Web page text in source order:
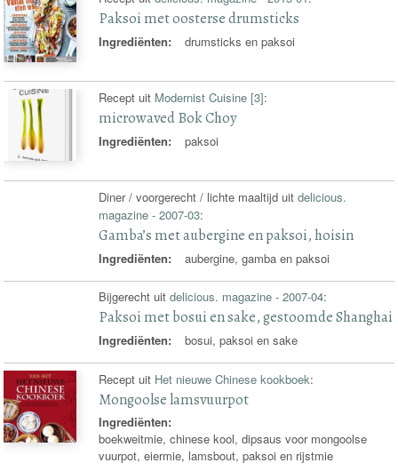
Paksoi met oosterse drumsticks
Ingrediënten: drumsticks en paksoi
Recept uit Modernist Cuisine [3]:
microwaved Bok Choy
Ingrediënten: paksoi
Diner / voorgerecht / lichte maaltijd uitdelicious.
magazine - 2007-03:
Gamba’s met aubergine en paksoi, hoisin
Ingrediënten: aubergine, gamba en paksoi
Bijgerecht uitdelicious. magazine - 2007-04:
Paksoi met bosui en sake, gestoomde Shanghai
Ingrediënten: bosui, paksoi en sake
Recept uit Het nieuwe Chinese kookboek:
Mongoolse lamsvuurpot
Ingrediënten:
boekweitmie, chinese kool, dipsaus voor mongoolse
vuurpot, eiermie, lamsbout, paksoi en rijstmie